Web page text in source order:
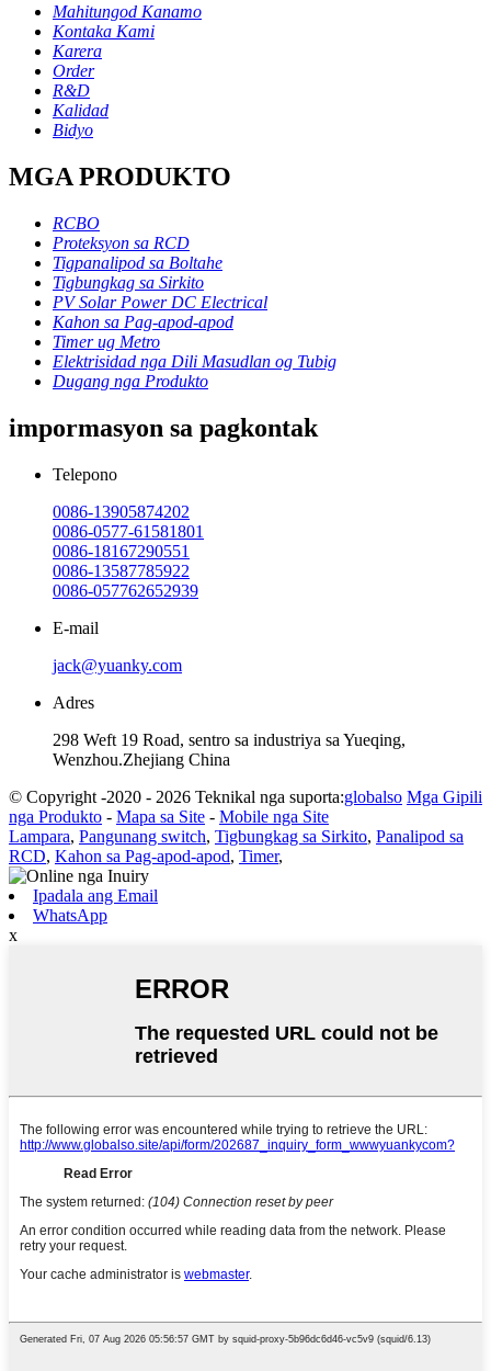
Mahitungod Kanamo
Kontaka Kami
Karera
Order
R&D
Kalidad
Bidyo
MGA PRODUKTO
RCBO
Proteksyon sa RCD
Tigpanalipod sa Boltahe
Tigbungkag sa Sirkito
PV Solar Power DC Electrical
Kahon sa Pag-apod-apod
Timer ug Metro
Elektrisidad nga Dili Masudlan og Tubig
Dugang nga Produkto
impormasyon sa pagkontak
Telepono
0086-13905874202
0086-0577-61581801
0086-18167290551
0086-13587785922
0086-057762652939
E-mail
jack@yuanky.com
Adres
298 Weft 19 Road, sentro sa industriya sa Yueqing,
Wenzhou.Zhejiang China
© Copyright -2020 - 2026 Teknikal nga suporta:globalso Mga Gipili
nga Produkto - Mapa sa Site - Mobile nga Site
Lampara, Pangunang switch, Tigbungkag sa Sirkito, Panalipod sa
RCD, Kahon sa Pag-apod-apod, Timer,
Ipadala ang Email
WhatsApp
x